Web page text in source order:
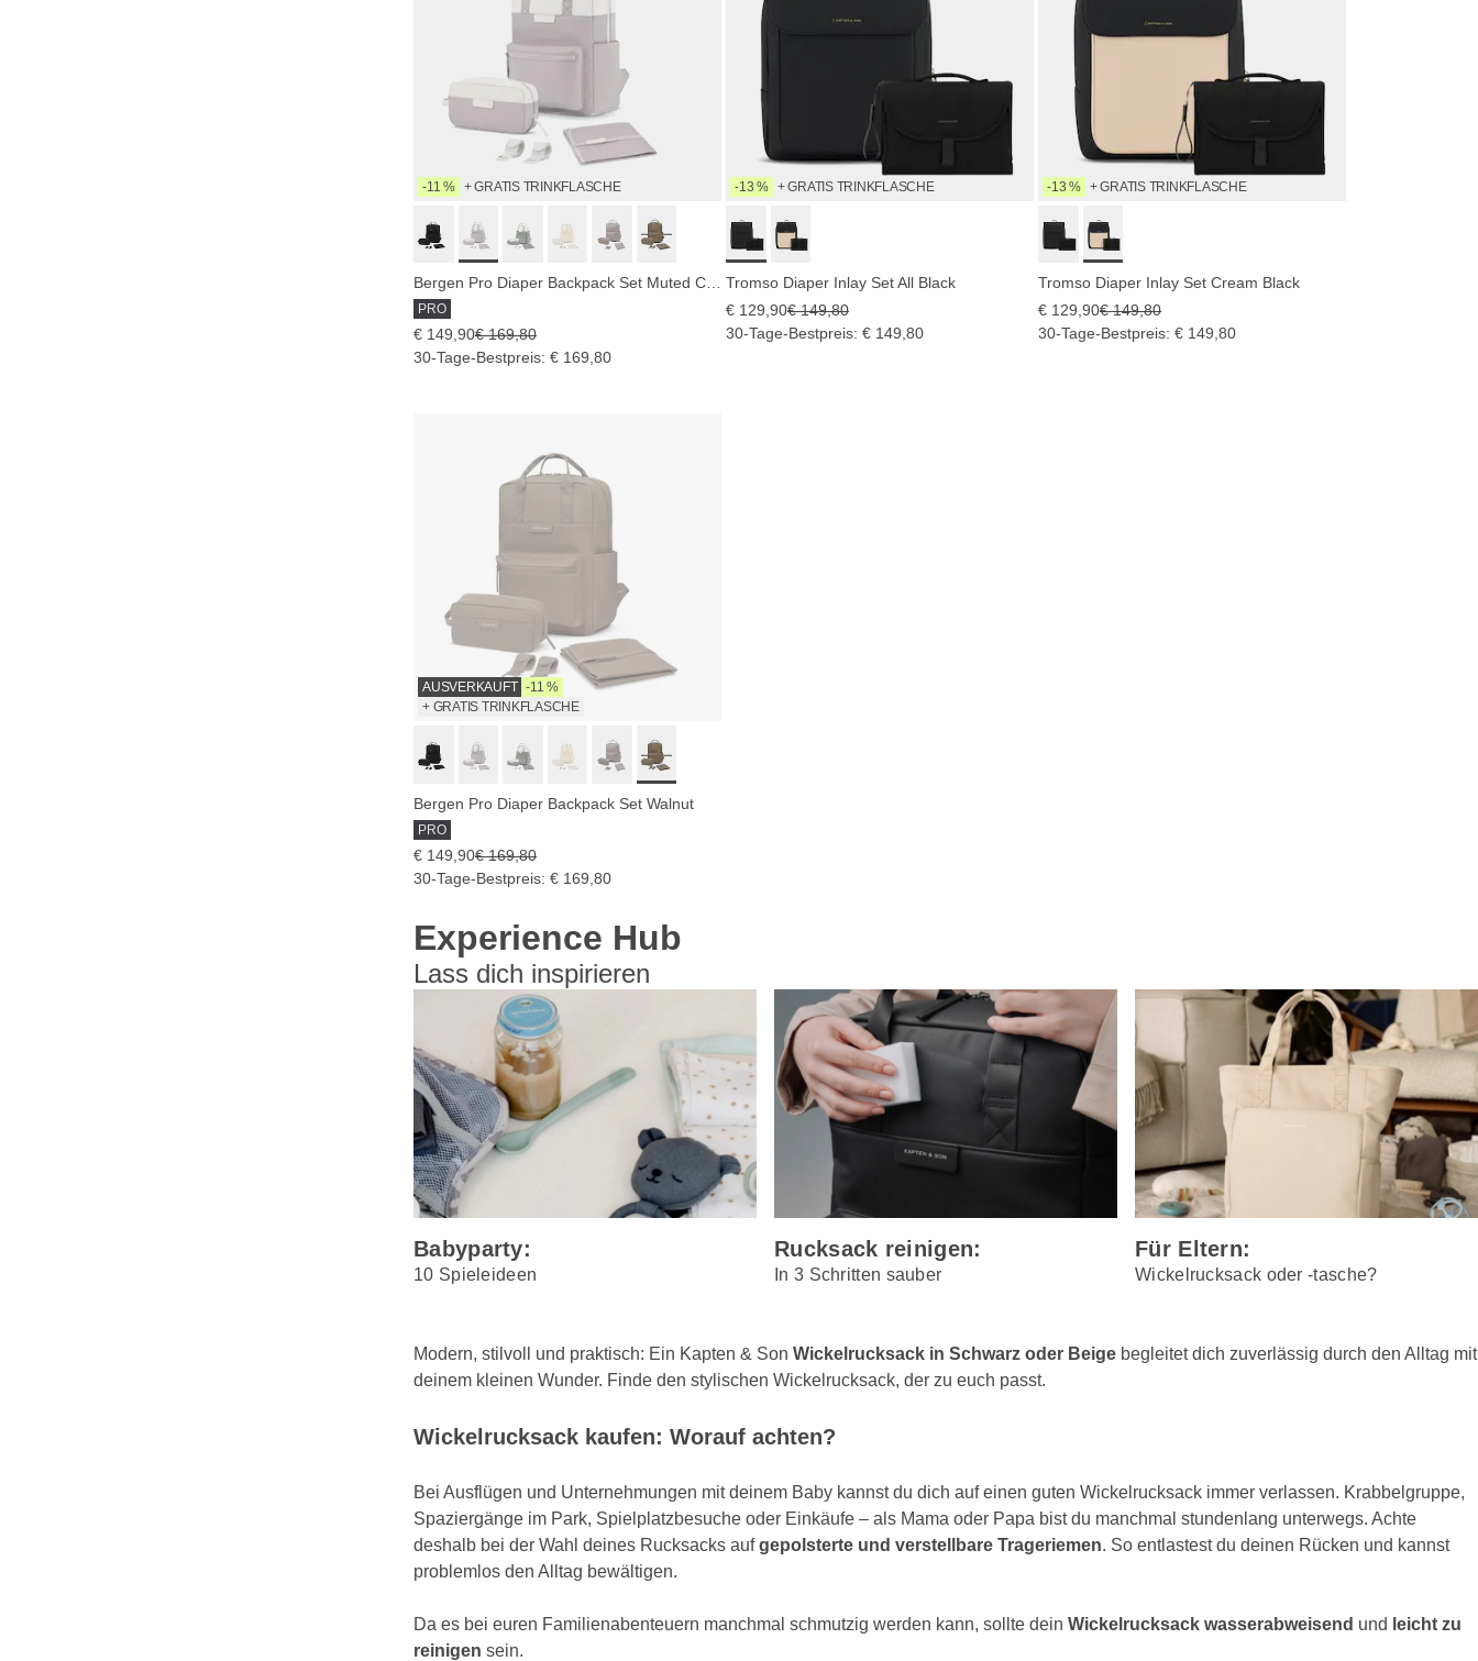
-11 % + GRATIS TRINKFLASCHE
Bergen Pro Diaper Backpack Set Muted Clay
PRO
€ 149,90€ 169,80
30-Tage-Bestpreis: € 169,80
-13 % + GRATIS TRINKFLASCHE
Tromso Diaper Inlay Set All Black
€ 129,90€ 149,80
30-Tage-Bestpreis: € 149,80
-13 % + GRATIS TRINKFLASCHE
Tromso Diaper Inlay Set Cream Black
€ 129,90€ 149,80
30-Tage-Bestpreis: € 149,80
AUSVERKAUFT -11 %
+ GRATIS TRINKFLASCHE
Bergen Pro Diaper Backpack Set Walnut
PRO
€ 149,90€ 169,80
30-Tage-Bestpreis: € 169,80
Experience Hub
Lass dich inspirieren
Babyparty:
10 Spieleideen
Rucksack reinigen:
In 3 Schritten sauber
Für Eltern:
Wickelrucksack oder -tasche?
Modern, stilvoll und praktisch: Ein Kapten & Son Wickelrucksack in Schwarz oder Beige begleitet dich zuverlässig durch den Alltag mit
deinem kleinen Wunder. Finde den stylischen Wickelrucksack, der zu euch passt.
Wickelrucksack kaufen: Worauf achten?
Bei Ausflügen und Unternehmungen mit deinem Baby kannst du dich auf einen guten Wickelrucksack immer verlassen. Krabbelgruppe,
Spaziergänge im Park, Spielplatzbesuche oder Einkäufe – als Mama oder Papa bist du manchmal stundenlang unterwegs. Achte
deshalb bei der Wahl deines Rucksacks aufgepolsterte und verstellbare Trageriemen. So entlastest du deinen Rücken und kannst
problemlos den Alltag bewältigen.
Da es bei euren Familienabenteuern manchmal schmutzig werden kann, sollte dein Wickelrucksack wasserabweisend und leicht zu
reinigen sein.